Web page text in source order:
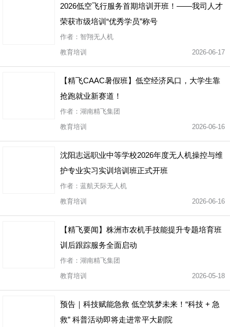
2026低空飞行服务首期培训开班！——我司人才
荣获市级培训“优秀学员”称号
作者：智翔无人机
教育培训
2026-06-17
【精飞CAAC暑假班】低空经济风口，大学生靠
抢跑就业新赛道！
作者：湖南精飞集团
教育培训
2026-06-16
沈阳志远职业中等学校2026年度无人机操控与维
护专业实习实训培训班正式开班
作者：蓝航天际无人机
教育培训
2026-06-16
【精飞要闻】株洲市农机手技能提升专题培育班
训后跟踪服务全面启动
作者：湖南精飞集团
教育培训
2026-05-18
预告｜科技赋能急救 低空筑梦未来！“科技 + 急
救” 科普活动即将走进常平大剧院